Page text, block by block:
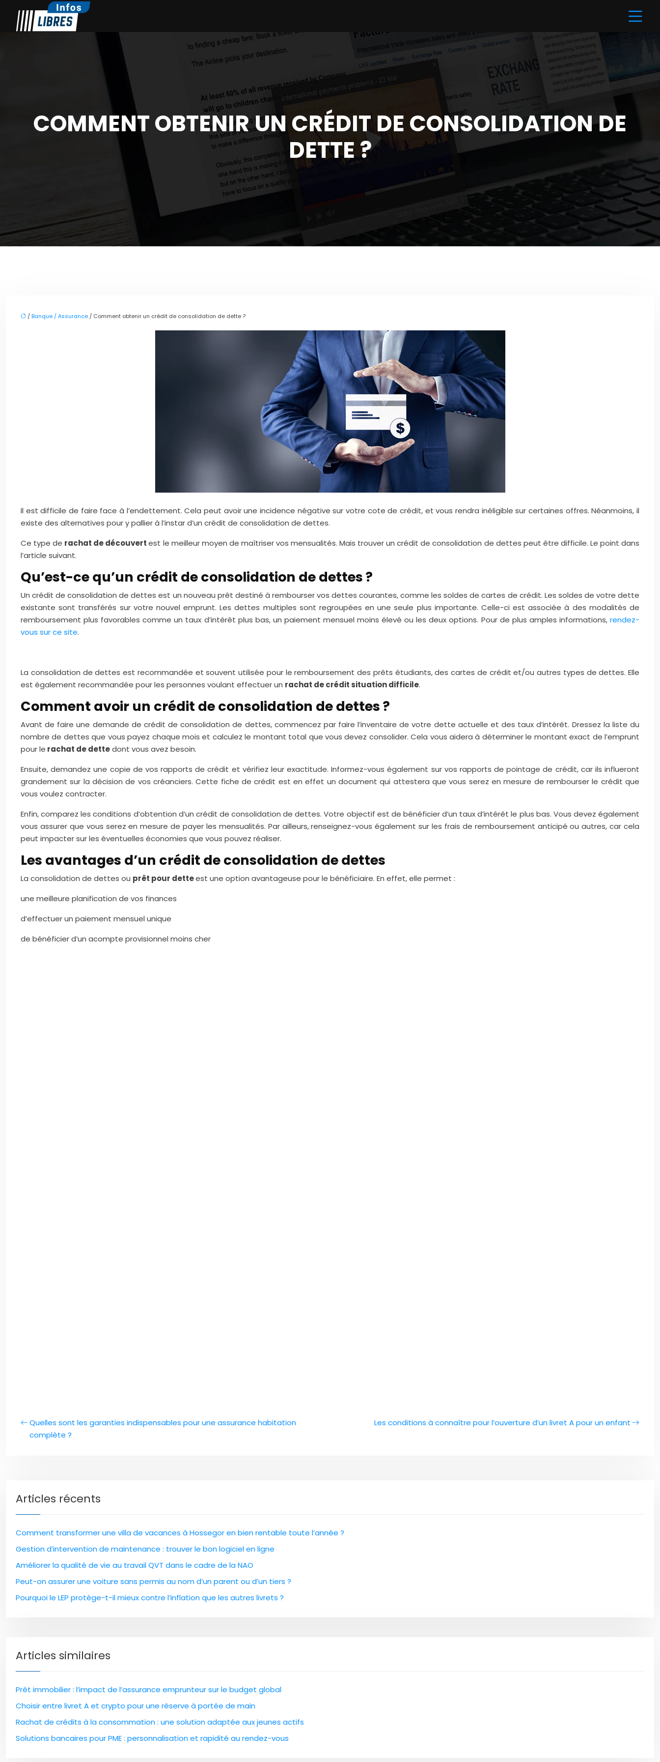
COMMENT OBTENIR UN CRÉDIT DE CONSOLIDATION DE
DETTE ?
/Banque / Assurance / Comment obtenir un crédit de consolidation de dette ?
Il est difficile de faire face à l’endettement. Cela peut avoir une incidence négative sur votre cote de crédit, et vous rendra inéligible sur certaines offres. Néanmoins, il
existe des alternatives pour y pallier à l’instar d’un crédit de consolidation de dettes.
Ce type de rachat de découvertest le meilleur moyen de maîtriser vos mensualités. Mais trouver un crédit de consolidation de dettes peut être difficile. Le point dans
l’article suivant.
Qu’est-ce qu’un crédit de consolidation de dettes ?
Un crédit de consolidation de dettes est un nouveau prêt destiné à rembourser vos dettes courantes, comme les soldes de cartes de crédit. Les soldes de votre dette
existante sont transférés sur votre nouvel emprunt. Les dettes multiples sont regroupées en une seule plus importante. Celle-ci est associée à des modalités de
remboursement plus favorables comme un taux d’intérêt plus bas, un paiement mensuel moins élevé ou les deux options. Pour de plus amples informations, rendez-
vous sur ce site.
La consolidation de dettes est recommandée et souvent utilisée pour le remboursement des prêts étudiants, des cartes de crédit et/ou autres types de dettes. Elle
est également recommandée pour les personnes voulant effectuer un rachat de crédit situation difficile.
Comment avoir un crédit de consolidation de dettes ?
Avant de faire une demande de crédit de consolidation de dettes, commencez par faire l’inventaire de votre dette actuelle et des taux d’intérêt. Dressez la liste du
nombre de dettes que vous payez chaque mois et calculez le montant total que vous devez consolider. Cela vous aidera à déterminer le montant exact de l’emprunt
pour le rachat de dettedont vous avez besoin.
Ensuite, demandez une copie de vos rapports de crédit et vérifiez leur exactitude. Informez-vous également sur vos rapports de pointage de crédit, car ils influeront
grandement sur la décision de vos créanciers. Cette fiche de crédit est en effet un document qui attestera que vous serez en mesure de rembourser le crédit que
vous voulez contracter.
Enfin, comparez les conditions d’obtention d’un crédit de consolidation de dettes. Votre objectif est de bénéficier d’un taux d’intérêt le plus bas. Vous devez également
vous assurer que vous serez en mesure de payer les mensualités. Par ailleurs, renseignez-vous également sur les frais de remboursement anticipé ou autres, car cela
peut impacter sur les éventuelles économies que vous pouvez réaliser.
Les avantages d’un crédit de consolidation de dettes
La consolidation de dettes ou prêt pour detteest une option avantageuse pour le bénéficiaire. En effet, elle permet :
une meilleure planification de vos finances
d’effectuer un paiement mensuel unique
de bénéficier d’un acompte provisionnel moins cher
Quelles sont les garanties indispensables pour une assurance habitation
complète ?
Les conditions à connaître pour l’ouverture d’un livret A pour un enfant
Articles récents
Comment transformer une villa de vacances à Hossegor en bien rentable toute l’année ?
Gestion d’intervention de maintenance : trouver le bon logiciel en ligne
Améliorer la qualité de vie au travail QVT dans le cadre de la NAO
Peut-on assurer une voiture sans permis au nom d’un parent ou d’un tiers ?
Pourquoi le LEP protège-t-il mieux contre l’inflation que les autres livrets ?
Articles similaires
Prêt immobilier : l’impact de l’assurance emprunteur sur le budget global
Choisir entre livret A et crypto pour une réserve à portée de main
Rachat de crédits à la consommation : une solution adaptée aux jeunes actifs
Solutions bancaires pour PME : personnalisation et rapidité au rendez-vous